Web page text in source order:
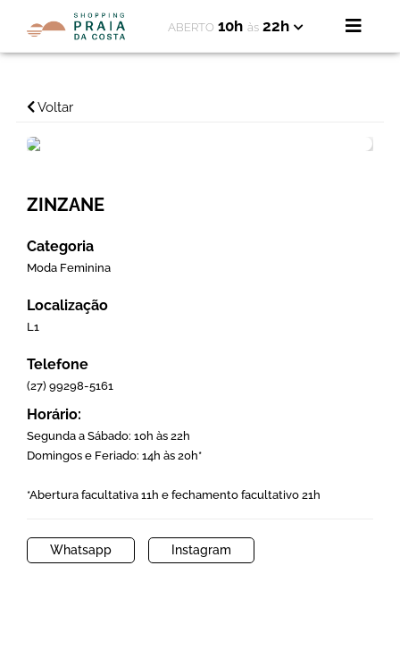
ABERTO 10h às 22h
Voltar
ZINZANE
Categoria
Moda Feminina
Localização
L1
Telefone
(27) 99298-5161
Horário:
Segunda a Sábado: 10h às 22h
Domingos e Feriado: 14h às 20h*
*Abertura facultativa 11h e fechamento facultativo 21h
Whatsapp Instagram